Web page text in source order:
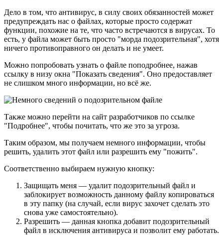
Дело в том, что антивирус, в силу своих обязанностей может
предупреждать нас о файлах, которые просто содержат
функции, похожие на те, что часто встречаются в вирусах. То
есть, у файла может быть просто "морда подозрительная", хотя
ничего противоправного он делать и не умеет.
Можно попробовать узнать о файле поподробнее, нажав
ссылку в низу окна "Показать сведения". Оно предоставляет
не слишком много информации, но всё же.
Также можно перейти на сайт разработчиков по ссылке
"Подробнее", чтобы почитать, что же это за угроза.
Таким образом, мы получаем немного информации, чтобы
решить, удалить этот файл или разрешить ему "пожить".
Соответственно выбираем нужную кнопку:
Защищать меня — удалит подозрительный файл и
заблокирует возможность данному файлу копироваться
в эту папку (на случай, если вирус захочет сделать это
снова уже самостоятельно).
Разрешить — данная кнопка добавит подозрительный
файл в исключения антивируса и позволит ему работать.